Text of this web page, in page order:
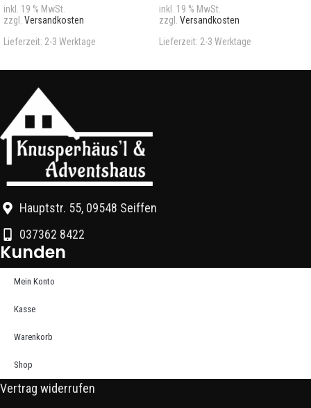
inkl. 19 % MwSt.
zzgl. Versandkosten
Lieferzeit: 2-3 Werktage
inkl. 19 % MwSt.
zzgl. Versandkosten
Lieferzeit: 2-3 Werktage
Hauptstr. 55, 09548 Seiffen
037362 8422
Kunden
Mein Konto
Kasse
Warenkorb
Shop
Vertrag widerrufen